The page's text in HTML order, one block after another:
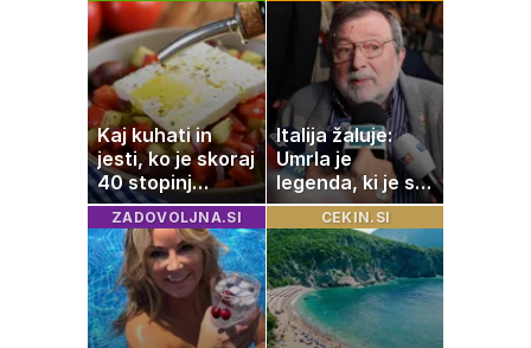
Kaj kuhati in
jesti, ko je skoraj
40 stopinj
Celzija: 5 kosil
brez prižiganja
pečice
Italija žaluje:
Umrla je
legenda, ki je s
svojimi pesmimi
zaznamovala
Italijo
ZADOVOLJNA.SI CEKIN.SI